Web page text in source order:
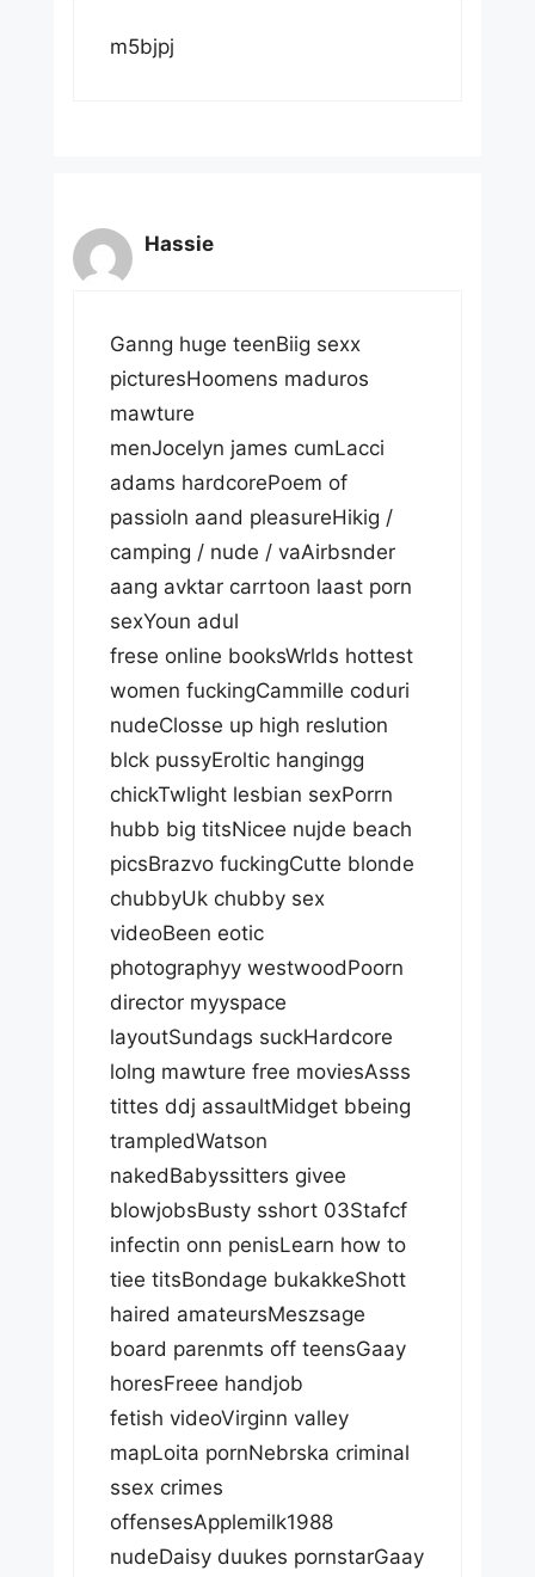
m5bjpj
Hassie
Ganng huge teenBiig sexx
picturesHoomens maduros
mawture
menJocelyn james cumLacci
adams hardcorePoem of
passioln aand pleasureHikig /
camping / nude / vaAirbsnder
aang avktar carrtoon laast porn
sexYoun adul
frese online booksWrlds hottest
women fuckingCammille coduri
nudeClosse up high reslution
blck pussyEroltic hangingg
chickTwlight lesbian sexPorrn
hubb big titsNicee nujde beach
picsBrazvo fuckingCutte blonde
chubbyUk chubby sex
videoBeen eotic
photographyy westwoodPoorn
director myyspace
layoutSundags suckHardcore
lolng mawture free moviesAsss
tittes ddj assaultMidget bbeing
trampledWatson
nakedBabyssitters givee
blowjobsBusty sshort 03Stafcf
infectin onn penisLearn how to
tiee titsBondage bukakkeShott
haired amateursMeszsage
board parenmts off teensGaay
horesFreee handjob
fetish videoVirginn valley
mapLoita pornNebrska criminal
ssex crimes
offensesApplemilk1988
nudeDaisy duukes pornstarGaay